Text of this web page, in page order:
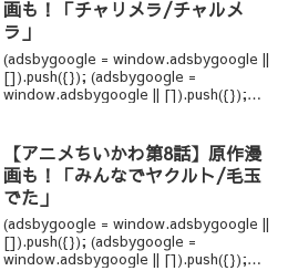
画も！「チャリメラ/チャルメ
ラ」
(adsbygoogle = window.adsbygoogle ||
[]).push({}); (adsbygoogle =
window.adsbygoogle || []).push({});
【アニメちいかわ第8話】原作漫
画も！「みんなでヤクルト/毛玉
でた」
(adsbygoogle = window.adsbygoogle ||
[]).push({}); (adsbygoogle =
window.adsbygoogle || []).push({});